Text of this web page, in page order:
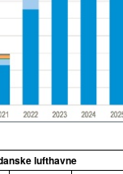
lufthavne